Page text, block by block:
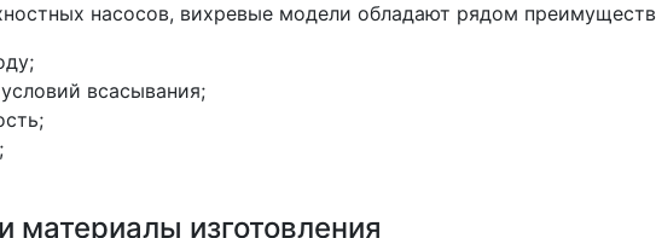
насосов, вихревые модели обладают рядом
всасывания;
материалы изготовления